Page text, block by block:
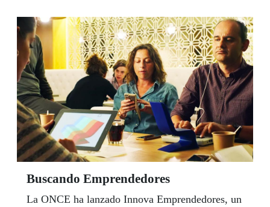
Buscando Emprendedores
La ONCE ha lanzado Innova Emprendedores, un